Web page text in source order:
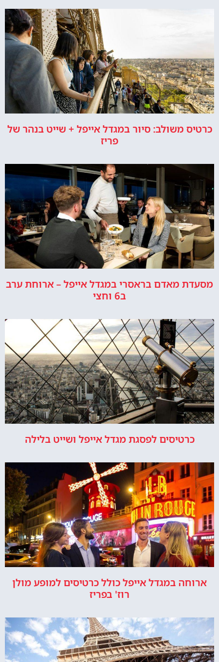
כרטיס משולב: סיור במגדל אייפל + שייט בנהר של
פריז
מסעדת מאדם בראסרי במגדל אייפל – ארוחת ערב
ב6 וחצי
כרטיסים לפסגת מגדל אייפל ושייט בלילה
ארוחה במגדל אייפל כולל כרטיסים למופע מולן
רוז' בפריז